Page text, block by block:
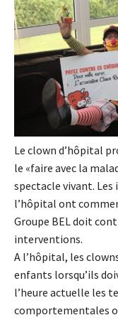
​Le clown d’hôpital
le «faire avec la
spectacle vivant.
l’hôpital ont
Groupe BEL doit
interventions.
A l’hôpital, les
enfants lorsqu’ils
l’heure actuelle les
comportementales